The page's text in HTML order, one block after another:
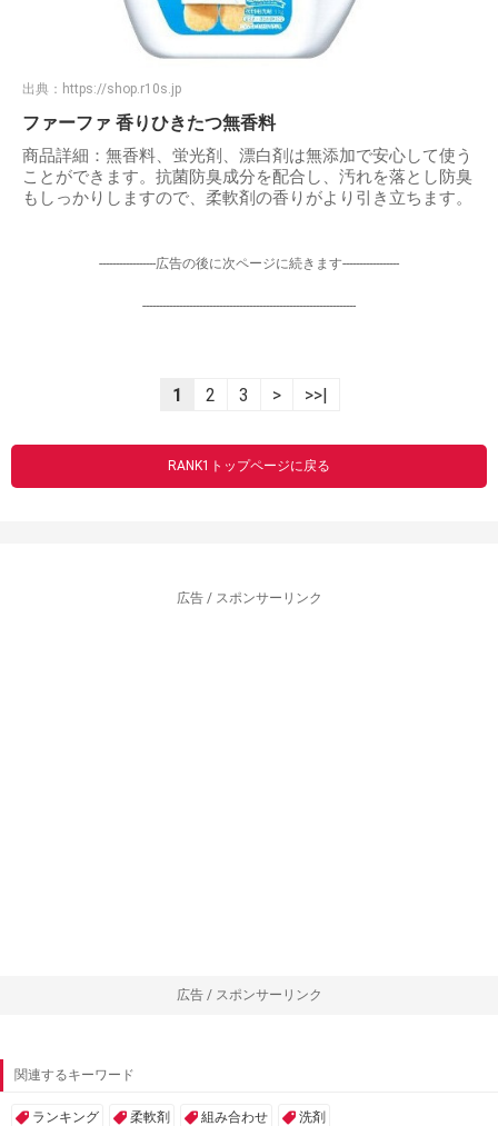
出典： https://shop.r10s.jp
ファーファ 香りひきたつ無香料
商品詳細：無香料、蛍光剤、漂白剤は無添加で安心して使う
ことができます。抗菌防臭成分を配合し、汚れを落とし防臭
もしっかりしますので、柔軟剤の香りがより引き立ちます。
-----------------広告の後に次ページに続きます-----------------
----------------------------------------------------------------
1 2 3 > >>|
RANK1トップページに戻る
広告 / スポンサーリンク
広告 / スポンサーリンク
関連するキーワード
ランキング 柔軟剤 組み合わせ 洗剤